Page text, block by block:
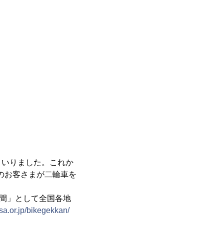
りました。これか
お客さまが二輪車を
」として全国各地
bikegekkan/